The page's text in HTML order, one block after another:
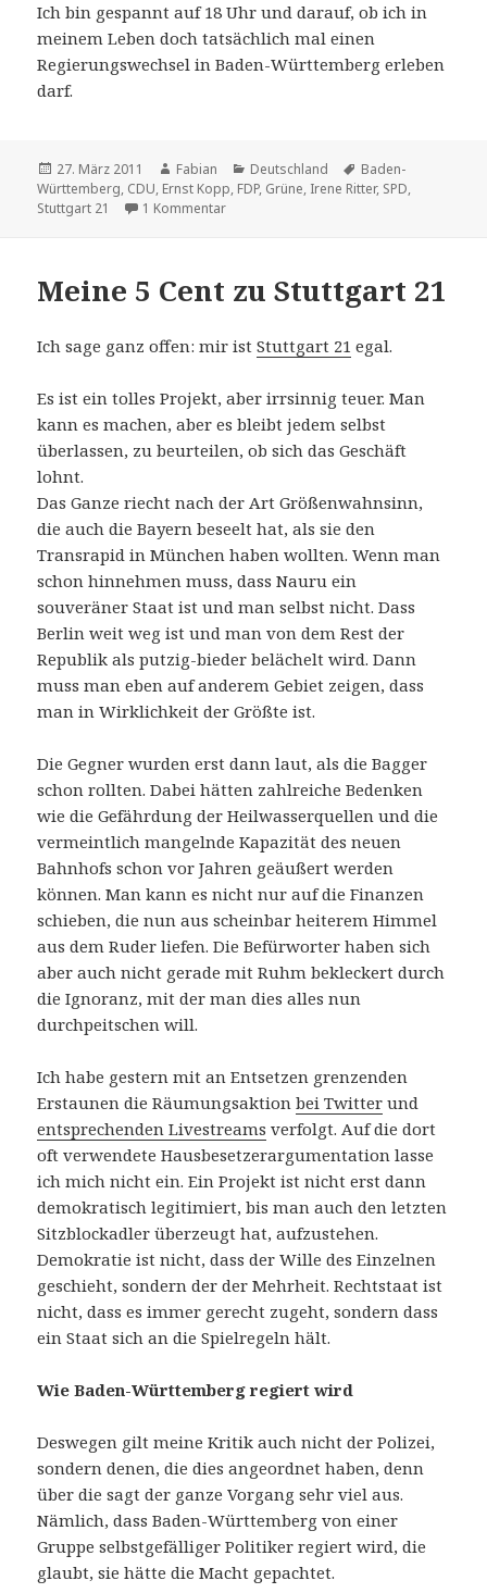
Ich bin gespannt auf 18 Uhr und darauf, ob ich in
meinem Leben doch tatsächlich mal einen
Regierungswechsel in Baden-Württemberg erleben
darf.
Veröffentlicht
am
27. März 2011 Autor
Fabian Kategorien
Deutschland Schlagwörter
Baden-
Württemberg, CDU, Ernst Kopp, FDP, Grüne, Irene Ritter, SPD,
Stuttgart 21
1 Kommentarzu Heute: Volksabstimmung in Baden-
Meine 5 Cent zu Stuttgart 21
Ich sage ganz offen: mir istStuttgart 21 egal.
Es ist ein tolles Projekt, aber irrsinnig teuer. Man
kann es machen, aber es bleibt jedem selbst
überlassen, zu beurteilen, ob sich das Geschäft
lohnt.
Das Ganze riecht nach der Art Größenwahnsinn,
die auch die Bayern beseelt hat, als sie den
Transrapid in München haben wollten. Wenn man
schon hinnehmen muss, dass Nauru ein
souveräner Staat ist und man selbst nicht. Dass
Berlin weit weg ist und man von dem Rest der
Republik als putzig-bieder belächelt wird. Dann
muss man eben auf anderem Gebiet zeigen, dass
man in Wirklichkeit der Größte ist.
Die Gegner wurden erst dann laut, als die Bagger
schon rollten. Dabei hätten zahlreiche Bedenken
wie die Gefährdung der Heilwasserquellen und die
vermeintlich mangelnde Kapazität des neuen
Bahnhofs schon vor Jahren geäußert werden
können. Man kann es nicht nur auf die Finanzen
schieben, die nun aus scheinbar heiterem Himmel
aus dem Ruder liefen. Die Befürworter haben sich
aber auch nicht gerade mit Ruhm bekleckert durch
die Ignoranz, mit der man dies alles nun
durchpeitschen will.
Ich habe gestern mit an Entsetzen grenzenden
Erstaunen die Räumungsaktionbei Twitter und
entsprechenden Livestreams verfolgt. Auf die dort
oft verwendete Hausbesetzerargumentation lasse
ich mich nicht ein. Ein Projekt ist nicht erst dann
demokratisch legitimiert, bis man auch den letzten
Sitzblockadler überzeugt hat, aufzustehen.
Demokratie ist nicht, dass der Wille des Einzelnen
geschieht, sondern der der Mehrheit. Rechtstaat ist
nicht, dass es immer gerecht zugeht, sondern dass
ein Staat sich an die Spielregeln hält.
Wie Baden-Württemberg regiert wird
Deswegen gilt meine Kritik auch nicht der Polizei,
sondern denen, die dies angeordnet haben, denn
über die sagt der ganze Vorgang sehr viel aus.
Nämlich, dass Baden-Württemberg von einer
Gruppe selbstgefälliger Politiker regiert wird, die
glaubt, sie hätte die Macht gepachtet.